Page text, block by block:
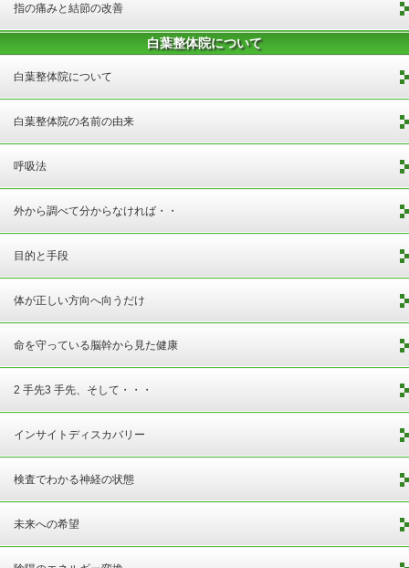
指の痛みと結節の改善
白葉整体院について
白葉整体院について
白葉整体院の名前の由来
呼吸法
外から調べて分からなければ・・
目的と手段
体が正しい方向へ向うだけ
命を守っている脳幹から見た健康
2 手先3 手先、そして・・・
インサイトディスカバリー
検査でわかる神経の状態
未来への希望